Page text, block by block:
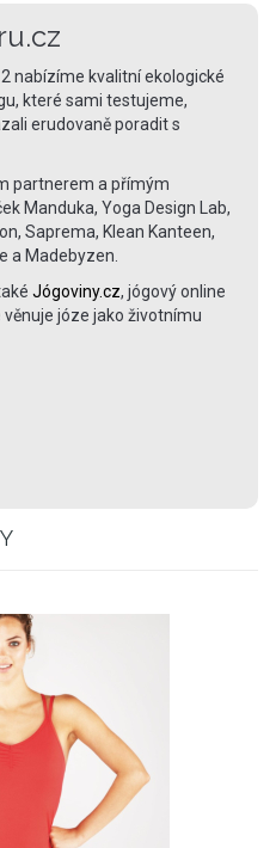
nabízíme kvalitní ekologické
které sami testujeme,
erudovaně poradit s
partnerem a přímým
Manduka, Yoga Design Lab,
Saprema, Klean Kanteen,
a Madebyzen.
Jógoviny.cz, jógový online
józe jako životnímu